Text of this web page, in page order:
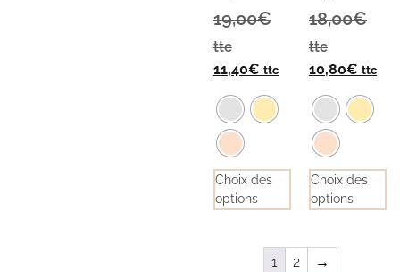
19,00€
ttc
11,40€ ttc
Choix des
options
18,00€
ttc
10,80€ ttc
Choix des
options
1 2 →